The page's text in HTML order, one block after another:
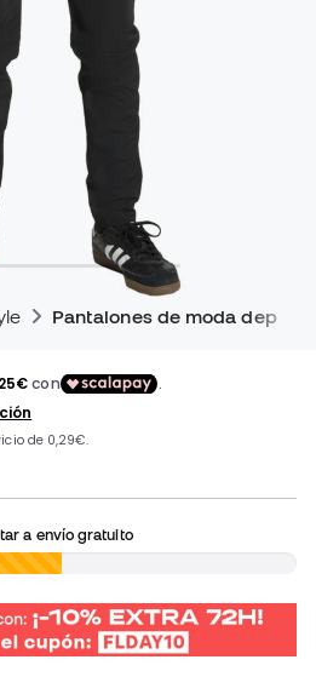
Pantalones de moda
a envío gratuito